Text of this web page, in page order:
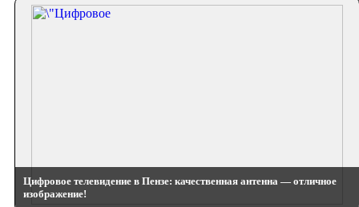
Цифровое телевидение в Пензе: качественная антенна — отличное
изображение!